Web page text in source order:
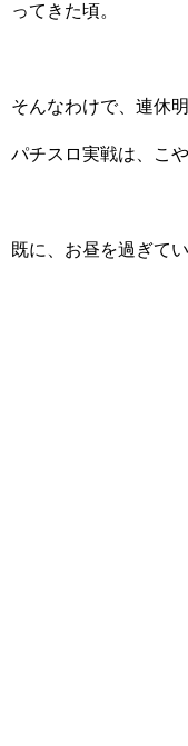
ってきた頃。
そんなわけで、連休明
パチスロ実戦は、こや
既に、お昼を過ぎて